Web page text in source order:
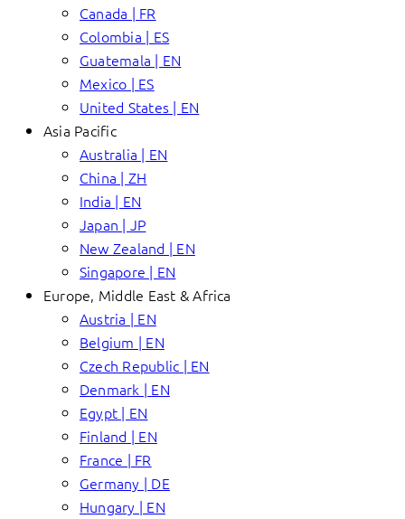
Canada | FR
Colombia | ES
Guatemala | EN
Mexico | ES
United States | EN
Asia Pacific
Australia | EN
China | ZH
India | EN
Japan | JP
New Zealand | EN
Singapore | EN
Europe, Middle East & Africa
Austria | EN
Belgium | EN
Czech Republic | EN
Denmark | EN
Egypt | EN
Finland | EN
France | FR
Germany | DE
Hungary | EN